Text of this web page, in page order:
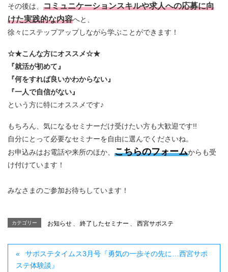
その後は、 コミュニケーションスキルや求人への応募に向
けた実践的な内容へと、
徐々にステップアップしながら学ぶことができます！
☆★こんな方にオススメ☆★
『就活が初めて』
『何をすれば良いかわからない』
『一人で自信がない』
という方に特にオススメです♪
もちろん、気になるセミナーだけ受けたい方も大歓迎です!!
自分にとって必要なセミナーを自由に選んでくださいね。
お申込みはお電話や来所のほか、 こちらのフォームからも受
け付けています！
みなさまのご参加お待ちしています！
カテゴリー お知らせ 終了したセミナー 西宮サポステ
サポステタイムス3月号『勇気の一歩その先に…西宮サポ
ステ体験談』